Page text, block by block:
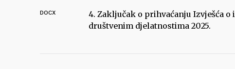
DOCX
4. Zaključak o prihvaćanju Izvješća
društvenim djelatnostima 2025.